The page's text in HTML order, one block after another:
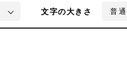
文字の大きさ